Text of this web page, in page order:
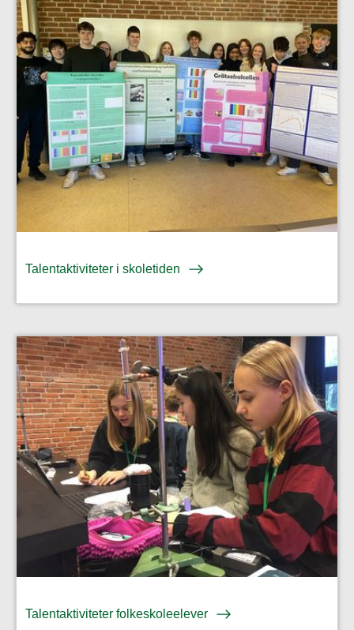
Talentaktiviteter i skoletiden
Talentaktiviteter folkeskoleelever